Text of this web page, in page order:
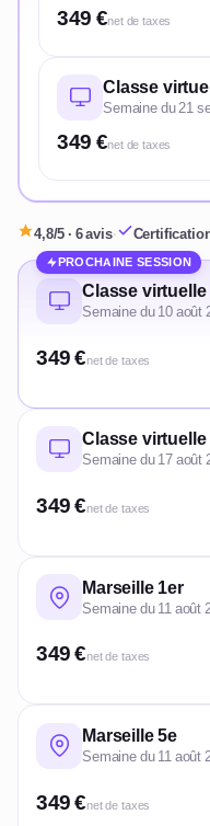
349 €net de taxes
Classe
Semaine du 21
349 €net de taxes
4,8/5 · 6 avis·
PROCHAINE SESSION
Classe virtuelle
Semaine du 10 août
349 €net de taxes
Classe virtuelle
Semaine du 17 août
349 €net de taxes
Marseille 1er
Semaine du 11 août
349 €net de taxes
Marseille 5e
Semaine du 11 août
349 €net de taxes